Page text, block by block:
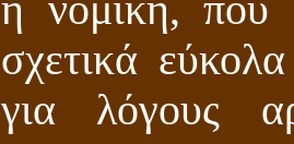
η νομική, που
σχετικά
για λόγους